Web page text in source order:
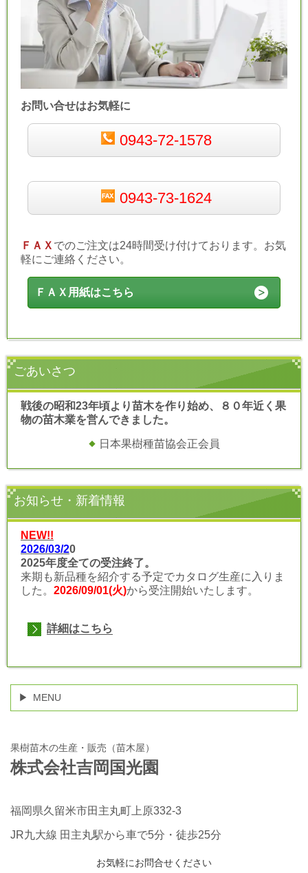
お問い合せはお気軽に
0943-72-1578
0943-73-1624
ＦＡＸ でのご注文は24時間受け付けております。お気
軽にご連絡ください。
ＦＡＸ用紙はこちら
ごあいさつ
戦後の昭和23年頃より苗木を作り始め、８０年近く果
物の苗木業を営んできました。
日本果樹種苗協会正会員
お知らせ・新着情報
NEW!!
2026/03/20
2025年度全ての受注終了。
来期も新品種を紹介する予定でカタログ生産に入りま
した。 2026/09/01(火)から受注開始いたします。
詳細はこちら
MENU
果樹苗木の生産・販売（苗木屋）
株式会社吉岡国光園
福岡県久留米市田主丸町上原332-3
JR九大線 田主丸駅から車で5分・徒歩25分
お気軽にお問合せください